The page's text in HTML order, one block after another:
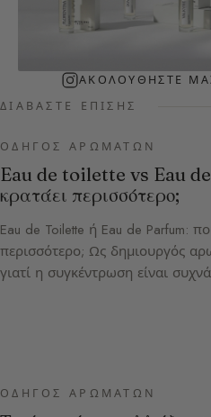
ΑΚΟΛΟΥΘΉΣΤΕ
ΔΙΑΒΆΣΤΕ ΕΠΊΣΗΣ
ΟΔΗΓΌΣ ΑΡΩΜΆΤΩΝ
Eau de toilette vs Eau
κρατάει περισσότερο;
Eau de Toilette ή Eau de Parfum:
περισσότερο; Ως δημιουργός
γιατί η συγκέντρωση είναι
ΟΔΗΓΌΣ ΑΡΩΜΆΤΩΝ